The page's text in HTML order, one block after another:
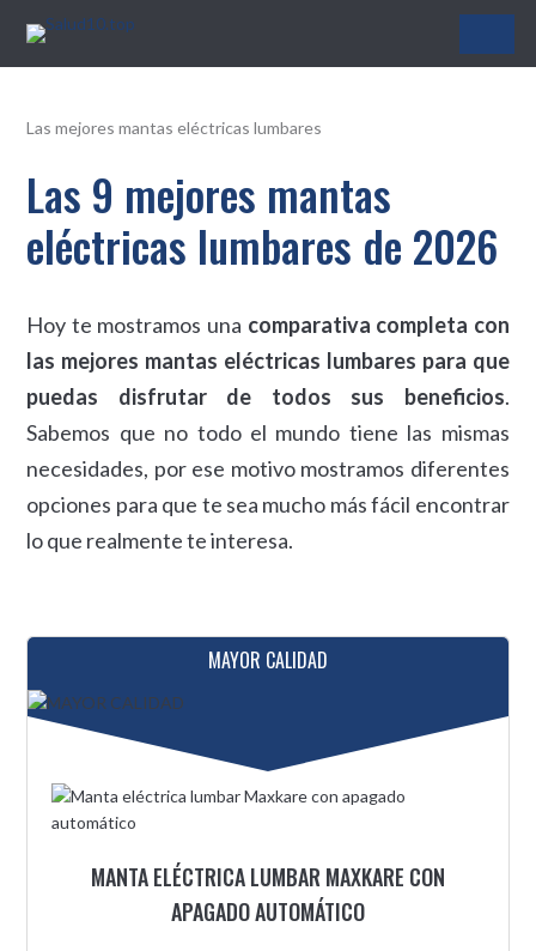
Salud10.top
Las mejores mantas eléctricas lumbares
Las 9 mejores mantas
eléctricas lumbares de 2026
Hoy te mostramos una comparativa completa con
las mejores mantas eléctricas lumbares para que
puedas disfrutar de todos sus beneficios.
Sabemos que no todo el mundo tiene las mismas
necesidades, por ese motivo mostramos diferentes
opciones para que te sea mucho más fácil encontrar
lo que realmente te interesa.
MAYOR CALIDAD
MANTA ELÉCTRICA LUMBAR MAXKARE CON
APAGADO AUTOMÁTICO